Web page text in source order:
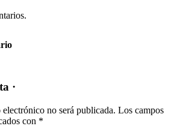
·
no será publicada. Los campos
con *